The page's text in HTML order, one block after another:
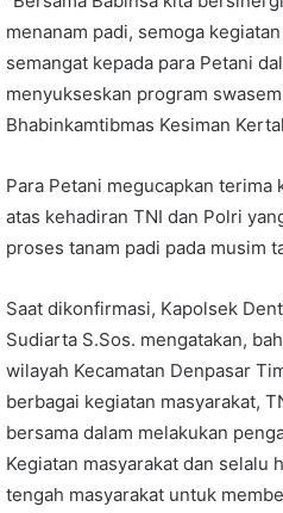
menanam padi, semoga
semangat kepada para Petani
menyukseskan program
Bhabinkamtibmas Kesiman
Para Petani megucapkan terima
atas kehadiran TNI dan Polri
proses tanam padi pada musim
Saat dikonfirmasi, Kapolsek
Sudiarta S.Sos. mengatakan,
wilayah Kecamatan Denpasar
berbagai kegiatan masyarakat,
bersama dalam melakukan
Kegiatan masyarakat dan selalu
tengah masyarakat untuk